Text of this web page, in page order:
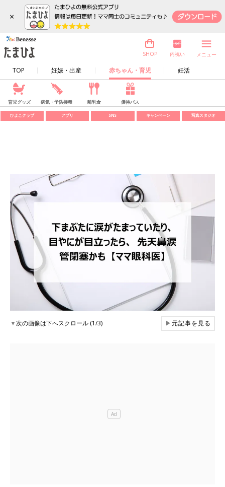
×
TOP 妊娠・出産 赤ちゃん・育児 妊活
SHOP 内祝い メニュー
育児グッズ 病気・予防接種 離乳食 優待パス
ひよこクラブ アプリ SNS キャンペーン 写真スタジオ
▼次の画像は下へスクロール (1/3) ▶元記事を見る